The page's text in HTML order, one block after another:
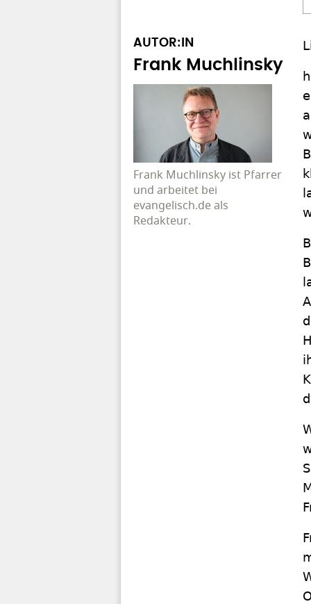
AUTOR:IN
Frank Muchlinsky
Frank Muchlinsky ist Pfarrer
und arbeitet bei
evangelisch.de als
Redakteur.